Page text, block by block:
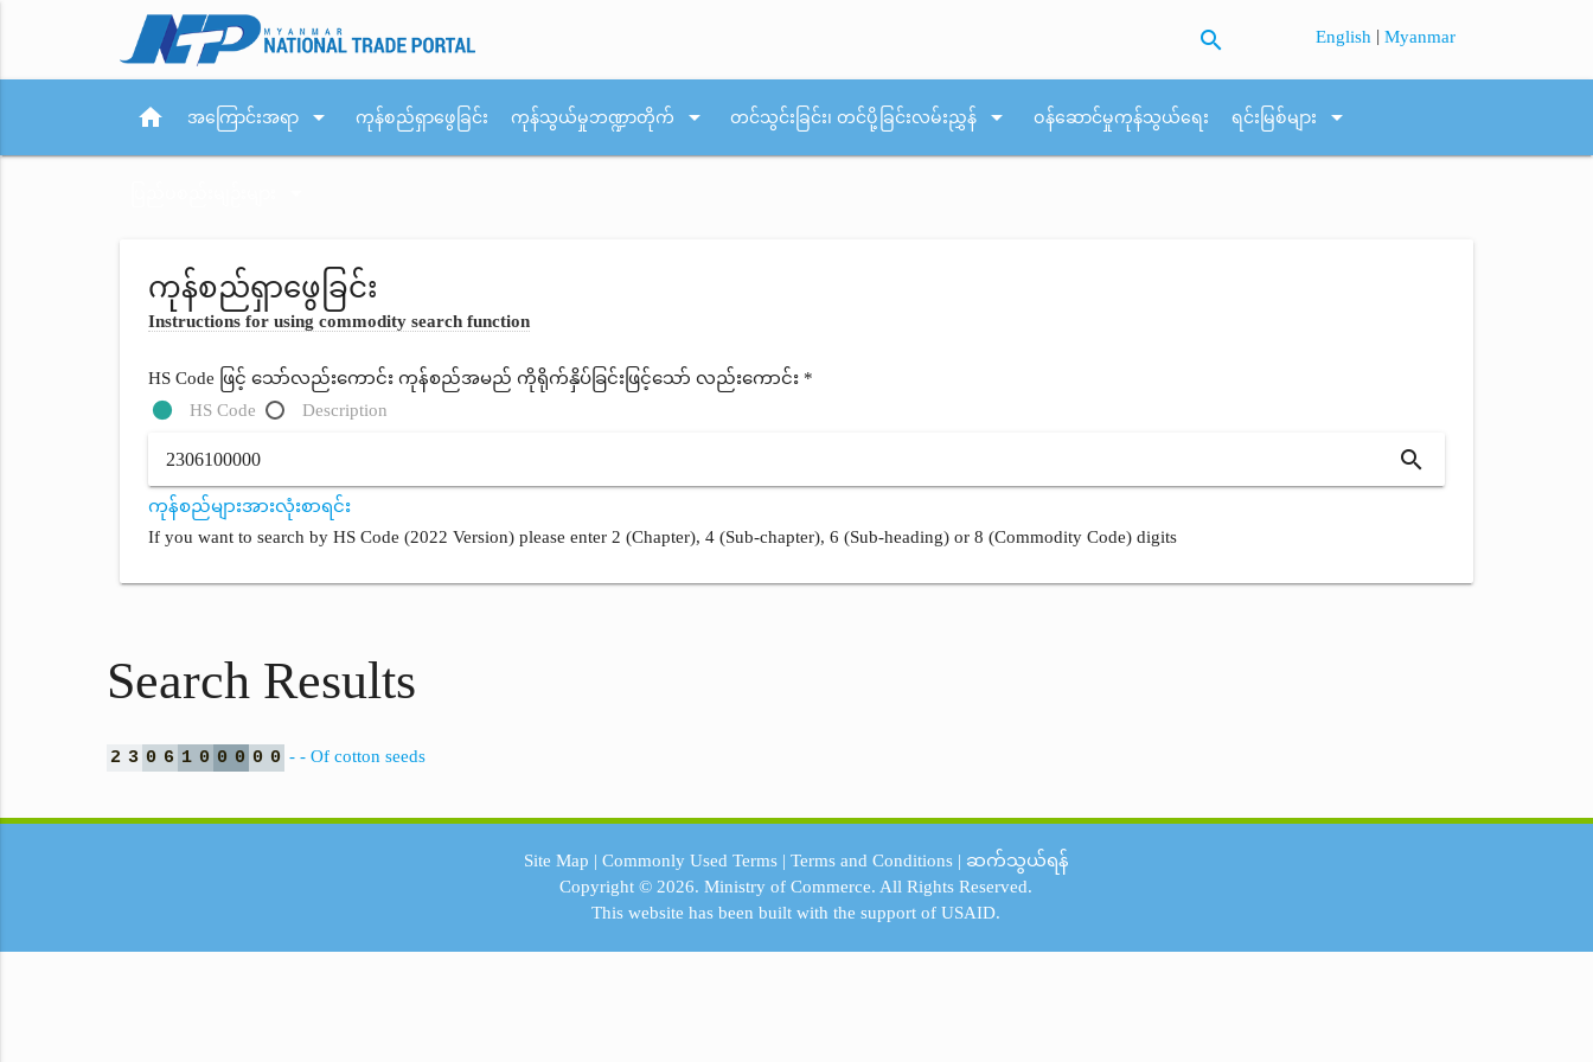
search English |Myanmar
home အကြောင်းအရာ arrow_drop_down ကုန်စည်ရှာဖွေခြင်း ကုန်သွယ်မှုဘဏ္ဍာတိုက် arrow_drop_down တင်သွင်းခြင်း၊ တင်ပို့ခြင်းလမ်းညွှန် arrow_drop_down ဝန်ဆောင်မှုကုန်သွယ်ရေး ရင်းမြစ်များ arrow_drop_down
ကုန်စည်ရှာဖွေခြင်း
Instructions for using commodity search function
HS Code ဖြင့် သော်လည်းကောင်း ကုန်စည်အမည် ကိုရိုက်နှိပ်ခြင်းဖြင့်သော် လည်းကောင်း *
HS Code
Description
search
ကုန်စည်များအားလုံးစာရင်း
If you want to search by HS Code (2022 Version) please enter 2 (Chapter), 4 (Sub-chapter), 6 (Sub-heading) or 8 (Commodity Code) digits
Search Results
2 3 0 6 1 0 0 0 0 0 - - Of cotton seeds
Site Map | Commonly Used Terms| Terms and Conditions| ဆက်သွယ်ရန်
Copyright © 2026.Ministry of Commerce. All Rights Reserved.
This website has been built with the support ofUSAID.